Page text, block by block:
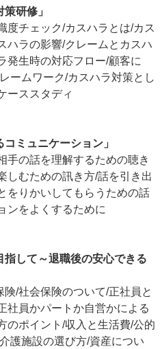
研修」
度チェック/カスハラとは/カス
ハラの影響/クレームとカスハ
発生時の対応フロー/顧客に
ームワーク/カスハラ対策とし
ーススタディ
ミュニケーション」
手の話を理解するための聴き
しむための訊き方/話を引き出
をりかいしてもらうための話
ンをよくするために
指して～退職後の安心できる
/社会保険のついて/正社員と
社員かパートか自営かによる
のポイント/収入と生活費/公的
護施設の選び方/資産につい